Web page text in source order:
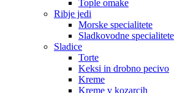
Tople omake
Ribje jedi
Morske specialitete
Sladkovodne specialitete
Sladice
Torte
Keksi in drobno pecivo
Kreme
Kreme v kozarcih